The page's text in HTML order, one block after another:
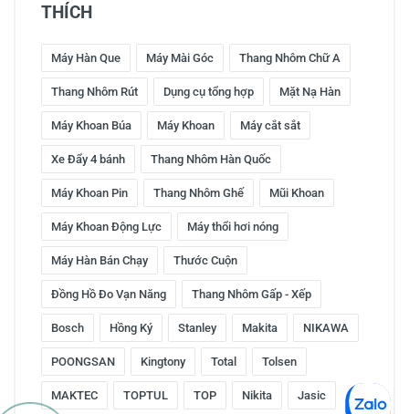
THÍCH
Máy Hàn Que Máy Mài Góc Thang Nhôm Chữ A
Thang Nhôm Rút Dụng cụ tổng hợp Mặt Nạ Hàn
Máy Khoan Búa Máy Khoan Máy cắt sắt
Xe Đẩy 4 bánh Thang Nhôm Hàn Quốc
Máy Khoan Pin Thang Nhôm Ghế Mũi Khoan
Máy Khoan Động Lực Máy thổi hơi nóng
Máy Hàn Bán Chạy Thước Cuộn
Đồng Hồ Đo Vạn Năng Thang Nhôm Gấp - Xếp
Bosch Hồng Ký Stanley Makita NIKAWA
POONGSAN Kingtony Total Tolsen
MAKTEC TOPTUL TOP Nikita Jasic